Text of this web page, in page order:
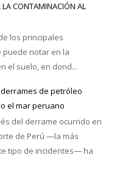
LA CONTAMINACIÓN AL
los principales
puede notar en la
el suelo, en dond...
de petróleo
el mar peruano
del derrame ocurrido en
de Perú —la más
tipo de incidentes— ha